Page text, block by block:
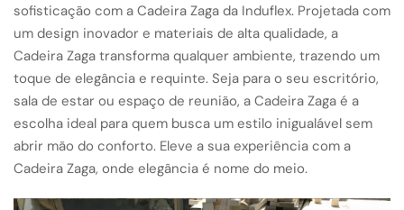
sofisticação com a Cadeira Zaga da Induflex. Projetada com
um design inovador e materiais de alta qualidade, a
Cadeira Zaga transforma qualquer ambiente, trazendo um
toque de elegância e requinte. Seja para o seu escritório,
sala de estar ou espaço de reunião, a Cadeira Zaga é a
escolha ideal para quem busca um estilo inigualável sem
abrir mão do conforto. Eleve a sua experiência com a
Cadeira Zaga, onde elegância é nome do meio.